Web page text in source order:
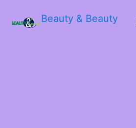
Beauty & Beauty